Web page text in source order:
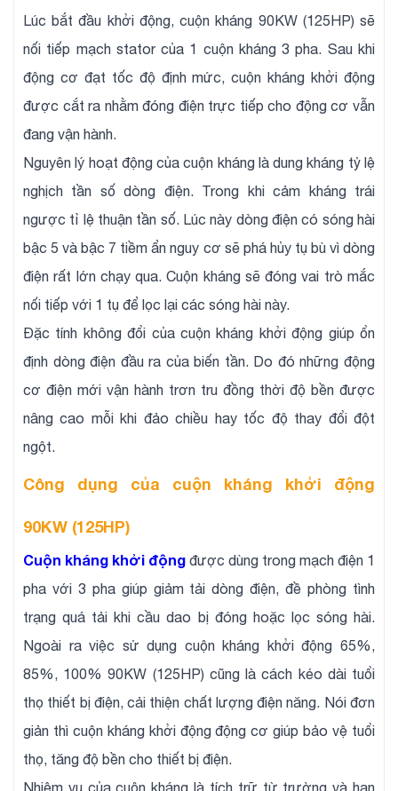
Lúc bắt đầu khởi động, cuộn kháng 90KW (125HP) sẽ
nối tiếp mạch stator của 1 cuộn kháng 3 pha. Sau khi
động cơ đạt tốc độ định mức, cuộn kháng khởi động
được cắt ra nhằm đóng điện trực tiếp cho động cơ vẫn
đang vận hành.
Nguyên lý hoạt động của cuộn kháng là dung kháng tỷ lệ
nghịch tần số dòng điện. Trong khi cảm kháng trái
ngược tỉ lệ thuận tần số. Lúc này dòng điện có sóng hài
bậc 5 và bậc 7 tiềm ẩn nguy cơ sẽ phá hủy tụ bù vì dòng
điện rất lớn chạy qua. Cuộn kháng sẽ đóng vai trò mắc
nối tiếp với 1 tụ để lọc lại các sóng hài này.
Đặc tính không đổi của cuộn kháng khởi động giúp ổn
định dòng điện đầu ra của biến tần. Do đó những động
cơ điện mới vận hành trơn tru đồng thời độ bền được
nâng cao mỗi khi đảo chiều hay tốc độ thay đổi đột
ngột.
Công dụng của cuộn kháng khởi động
90KW (125HP)
Cuộn kháng khởi động được dùng trong mạch điện 1
pha với 3 pha giúp giảm tải dòng điện, đề phòng tình
trạng quá tải khi cầu dao bị đóng hoặc lọc sóng hài.
Ngoài ra việc sử dụng cuộn kháng khởi động 65%,
85%, 100% 90KW (125HP) cũng là cách kéo dài tuổi
thọ thiết bị điện, cải thiện chất lượng điện năng. Nói đơn
giản thì cuộn kháng khởi động động cơ giúp bảo vệ tuổi
thọ, tăng độ bền cho thiết bị điện.
Nhiệm vụ của cuộn kháng là tích trữ từ trường và hạn